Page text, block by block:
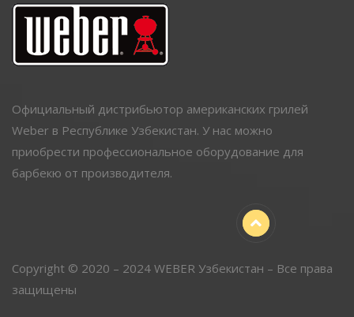
Официальный дистрибьютор американских грилей
Weber в Республике Узбекистан. У нас можно
приобрести профессиональное оборудование для
барбекю от производителя.
Copyright © 2020 – 2024 WEBER Узбекистан – Все права
защищены